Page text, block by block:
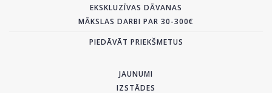
EKSKLUZĪVAS DĀVANAS
MĀKSLAS DARBI PAR 30-300€
PIEDĀVĀT PRIEKŠMETUS
JAUNUMI
IZSTĀDES